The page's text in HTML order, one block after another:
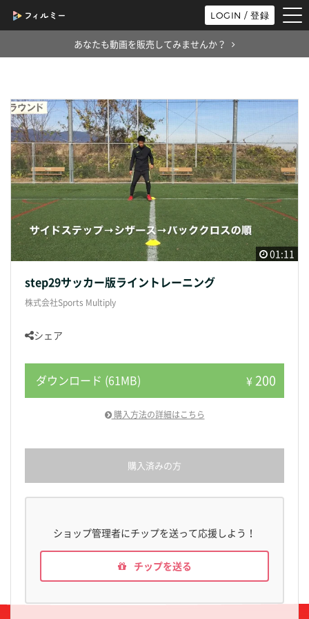
LOGIN / 登録
あなたも動画を販売してみませんか？
01:11
step29サッカー版ライントレーニング
株式会社Sports Multiply
シェア
ダウンロード (61MB) ¥200
購入方法の詳細はこちら
購入済みの方
ショップ管理者にチップを送って応援しよう！
チップを送る